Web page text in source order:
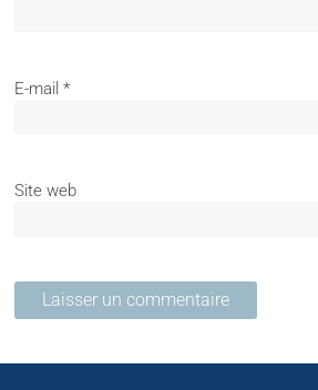
E-mail*
Site web